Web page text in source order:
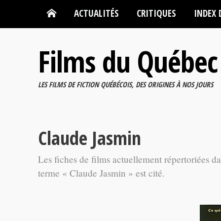
ACTUALITÉS CRITIQUES INDEX
Films du Québec
LES FILMS DE FICTION QUÉBÉCOIS, DES ORIGINES À NOS JOURS
Claude Jasmin
Les fiches de films actuellement répertoriées
terme « Claude Jasmin » est cité.